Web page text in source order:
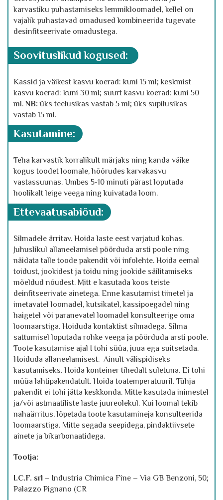
karvastiku puhastamiseks lemmikloomadel, kellel on
vajalik puhastavad omadused kombineerida tugevate
desinfitseerivate omadustega.
soovituslikud kogused:
Kassid ja väikest kasvu koerad: kuni 15 ml; keskmist
kasvu koerad: kuni 30 ml; suurt kasvu koerad: kuni 50
ml.NB:üks teelusikas vastab 5 ml; üks supilusikas
vastab 15 ml.
kasutamine:
Teha karvastik korralikult märjaks ning kanda väike
kogus toodet loomale, hõõrudes karvakasvu
vastassuunas. Umbes 5-10 minuti pärast loputada
hoolikalt leige veega ning kuivatada loom.
ettevaatusabiõud:
Silmadele ärritav. Hoida laste eest varjatud kohas.
Juhuslikul allaneelamisel pöörduda arsti poole ning
näidata talle toode pakendit või infolehte. Hoida eemal
toidust, jookidest ja toidu ning jookide säilitamiseks
mõeldud nõudest. Mitt e kasutada koos teiste
deinfitseerivate ainetega. Enne kasutamist tiinetel ja
imetavatel loomadel, kutsikatel, kassipoegadel ning
haigetel või paranevatel loomadel konsulteerige oma
loomaarstiga. Hoiduda kontaktist silmadega. Silma
sattumisel loputada rohke veega ja pöörduda arsti poole.
Toote kasutamise ajal I tohi süüa, juua ega suitsetada.
Hoiduda allaneelamisest. Ainult välispidiseks
kasutamiseks. Hoida konteiner tihedalt suletuna. Ei tohi
müüa lahtipakendatult. Hoida toatemperatuuril. Tühja
pakendit ei tohi jätta keskkonda. Mitte kasutada inimestel
ja/või astmaatiliste laste juureolekul. Kui loomal tekib
nahaärritus, lõpetada toote kasutamineja konsulteerida
loomaarstiga. Mitte segada seepidega, pindaktiivsete
ainete ja bikarbonaatidega.
Tootja:
I.C.F. srl – Industria Chimica Fine – Via GB Benzoni, 50;
Palazzo Pignano (CR